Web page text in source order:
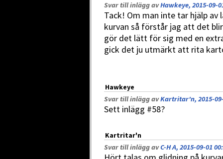
Svar till inlägg avHawkeye, 2015-09-
Tack! Om man inte tar hjälp av
kurvan så förstår jag att det
gör det lätt för sig med en
gick det ju utmärkt att rita
Hawkeye
Svar till inlägg avKartritar'n, 2015-
Sett inlägg #58?
Kartritar'n
Svar till inlägg avC-H A, 2015-09-01